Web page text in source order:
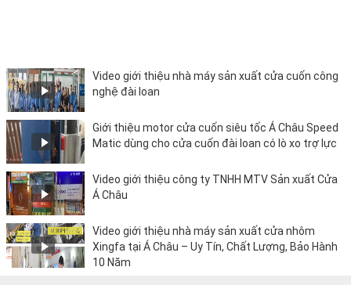
Video giới thiệu nhà máy sản xuất cửa cuốn công
nghệ đài loan
Giới thiệu motor cửa cuốn siêu tốc Á Châu Speed
Matic dùng cho cửa cuốn đài loan có lò xo trợ lực
Video giới thiệu công ty TNHH MTV Sản xuất Cửa
Á Châu
Video giới thiệu nhà máy sản xuất cửa nhôm
Xingfa tại Á Châu – Uy Tín, Chất Lượng, Bảo Hành
10 Năm